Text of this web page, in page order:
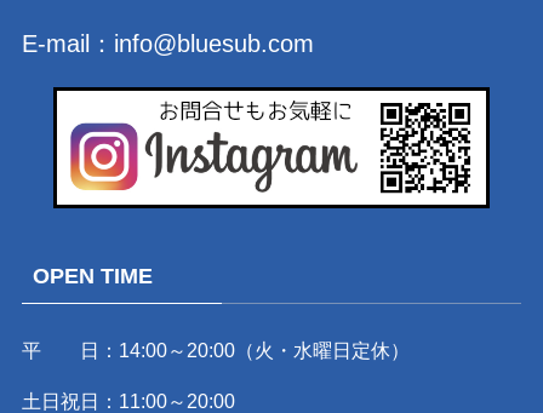
E-mail： info@bluesub.com
OPEN TIME
平 日：14:00～20:00（火・水曜日定休）
土日祝日：11:00～20:00